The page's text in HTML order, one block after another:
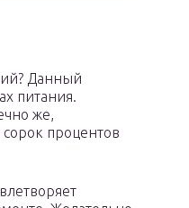
Данный
питания.
же,
процентов